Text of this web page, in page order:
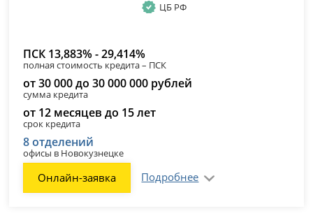
ЦБ РФ
ПСК 13,883% - 29,414%
полная стоимость кредита – ПСК
от 30 000 до 30 000 000 рублей
сумма кредита
от 12 месяцев до 15 лет
срок кредита
8 отделений
офисы в Новокузнецке
Онлайн-заявка Подробнее